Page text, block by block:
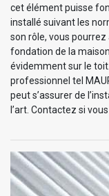
cet élément puisse
installé suivant les
son rôle, vous pourrez
fondation de la
évidemment sur le
professionnel tel
peut s’assurer de
l’art. Contactez si